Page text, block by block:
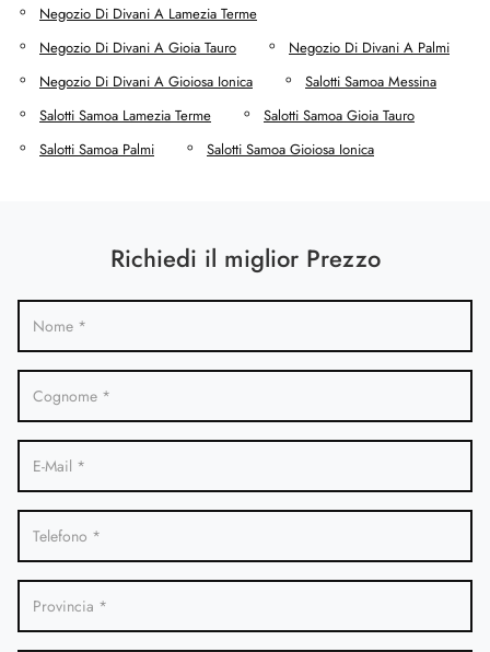
Negozio Di Divani A Lamezia Terme
Negozio Di Divani A Gioia Tauro
Negozio Di Divani A Palmi
Negozio Di Divani A Gioiosa Ionica
Salotti Samoa Messina
Salotti Samoa Lamezia Terme
Salotti Samoa Gioia Tauro
Salotti Samoa Palmi
Salotti Samoa Gioiosa Ionica
Richiedi il miglior Prezzo